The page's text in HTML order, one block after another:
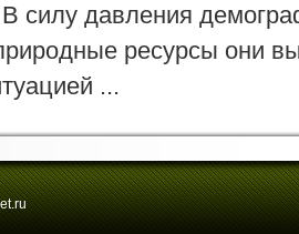
В силу давления
ресурсы они
...